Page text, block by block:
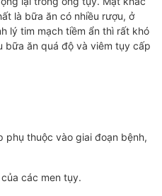
là bữa ăn có nhiều r­­­ượu, ở
lý tim mạch tiềm ẩn thì rất khó
bữa ăn quá độ và viêm tụy cấp
phụ thuộc vào giai đoạn bệnh,
các men tụy.